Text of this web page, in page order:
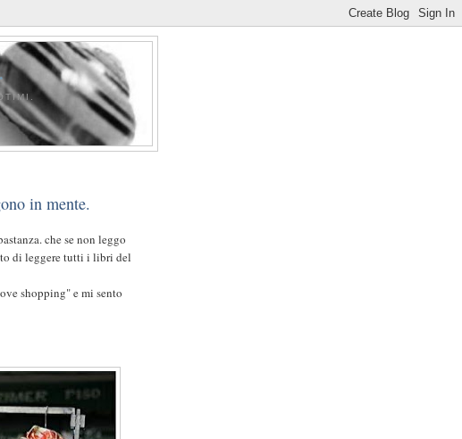
in mente.
che se non leggo
di leggere tutti i libri del
shopping" e mi sento